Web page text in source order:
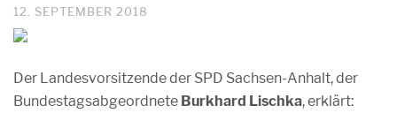
12. SEPTEMBER 2018
Der Landesvorsitzende der SPD Sachsen-Anhalt, der
Bundestagsabgeordnete Burkhard Lischka, erklärt: